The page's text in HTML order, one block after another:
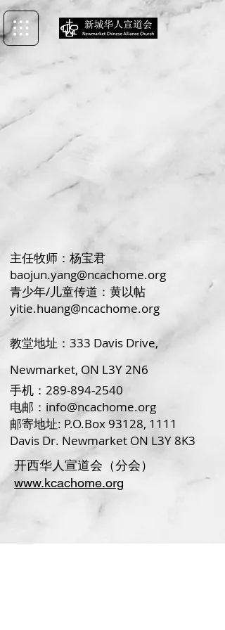
主任牧师：杨宝君
baojun.yang@ncachome.org
青少年/儿童传道：黄以帖
yitie.huang@ncachome.org
教堂地址：333 Davis Drive,
Newmarket, ON L3Y 2N6
手机：289-894-2540
电邮： info@ncachome.org
邮寄地址: P.O.Box 93128, 1111
Davis Dr. Newmarket ON L3Y 8K3
开西华人宣道会（分会）
www.kcachome.org